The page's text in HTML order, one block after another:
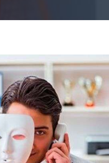
CORPORATIVO
DERECHO INMOBILIARIO
ASESORÍA EN DERECHO